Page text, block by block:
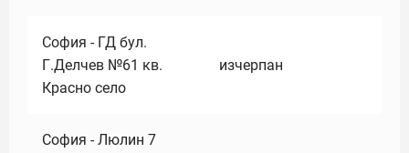
София - ГД бул.
Г.Делчев №61 кв.
Красно село
изчерпан
София - Люлин 7